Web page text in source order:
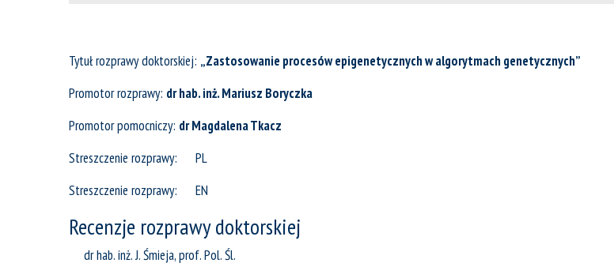
Tytuł rozprawy doktorskiej: „Zastosowanie procesów epigenetycznych w algorytmach genetycznych”
Promotor rozprawy: dr hab. inż. Mariusz Boryczka
Promotor pomocniczy: dr Magdalena Tkacz
Streszczenie rozprawy:
PL
Streszczenie rozprawy:
EN
Recenzje rozprawy doktorskiej
dr hab. inż. J. Śmieja, prof. Pol. Śl.